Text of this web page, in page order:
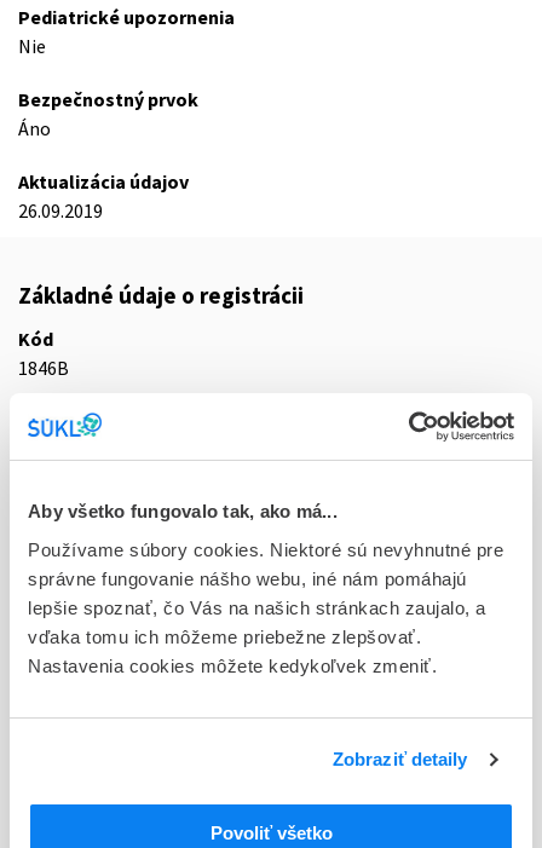
Aby všetko fungovalo tak, ako má...
Používame súbory cookies. Niektoré sú nevyhnutné pre
správne fungovanie nášho webu, iné nám pomáhajú
lepšie spoznať, čo Vás na našich stránkach zaujalo, a
vďaka tomu ich môžeme priebežne zlepšovať.
Nastavenia cookies môžete kedykoľvek zmeniť.
Zobraziť detaily
Povoliť všetko
Pediatrické upozornenia
Nie
Bezpečnostný prvok
Áno
Aktualizácia údajov
26.09.2019
Základné údaje o registrácii
Kód
1846B
Registračné číslo
Doplnok
Stav
D - Registrácia bez obmedzenia platnosti
Typ registračnej procedúry